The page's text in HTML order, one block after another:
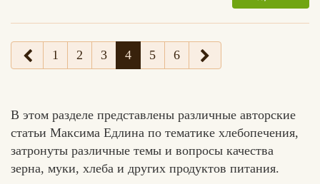
1 2 3 4 5 6
В этом разделе представлены различные авторские
статьи Максима Едлина по тематике хлебопечения,
затронуты различные темы и вопросы качества
зерна, муки, хлеба и других продуктов питания.